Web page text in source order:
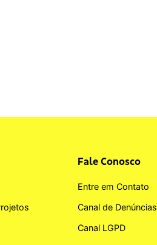
Fale Conosco
Entre em Contato
Canal de Denúncias
Canal LGPD